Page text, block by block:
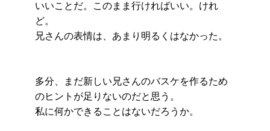
いいことだ。このまま行ければいい。けれ
ど。
兄さんの表情は、あまり明るくはなかった。
多分、まだ新しい兄さんのバスケを作るため
のヒントが足りないのだと思う。
私に何かできることはないだろうか。